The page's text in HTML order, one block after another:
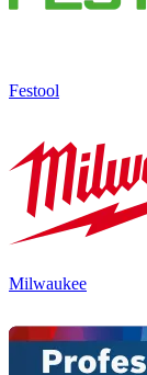
Festool
Milwaukee